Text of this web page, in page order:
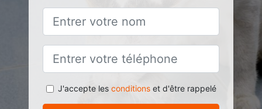
J'accepte les conditionset d'être rappelé